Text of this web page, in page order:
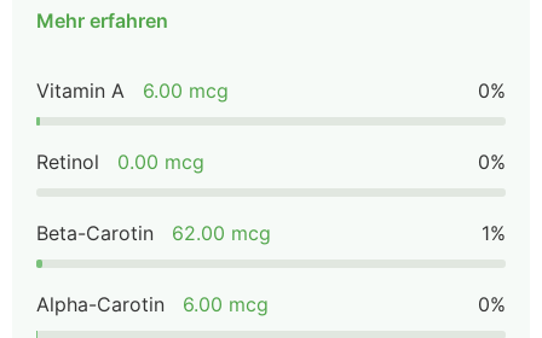
Mehr erfahren
Vitamin A 6.00 mcg 0%
Retinol 0.00 mcg 0%
Beta-Carotin 62.00 mcg 1%
Alpha-Carotin 6.00 mcg 0%